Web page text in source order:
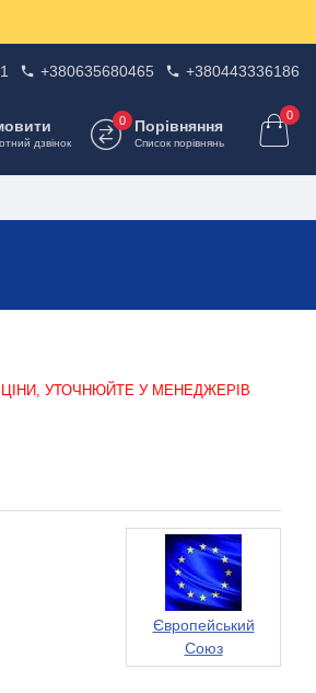
+380635680465 +380443336186
дзвінок
Порівняння
Список порівнянь
0 0
ЦІНИ, УТОЧНЮЙТЕ У МЕНЕДЖЕРІВ
Європейський
Союз